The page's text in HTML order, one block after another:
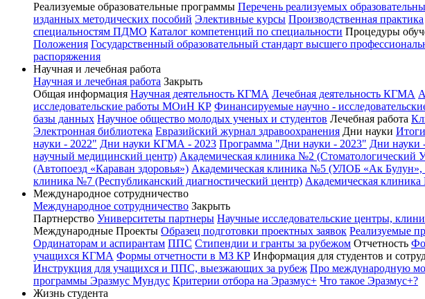
Реализуемые образовательные программы Перечень реализуемых
изданных методических пособий Элективные курсы Производственная практика
специальностям ПДМО Каталог компетенций по специальности Процедуры
Положения Государственный образовательный стандарт высшего
распоряжения
Научная и лечебная работа
Научная и лечебная работа Закрыть
Общая информация Научная деятельность КГМА Лечебная деятельность КГМА
исследовательские работы МОиН КР Финансируемые научно -
базы данных Научное общество молодых ученых и студентов Лечебная работа
Электронная библиотека Евразийский журнал здравоохранения Дни науки
науки - 2022" Дни науки КГМА - 2023 Программа "Дни науки - 2023" Дни науки
научный медицинский центр) Академическая клиника №2
(Автопоезд «Караван здоровья») Академическая клиника №5 (УЛОБ «Ак Булун»,
клиника №7 (Республиканский диагностический центр) Академическая
Международное сотрудничество
Международное сотрудничество Закрыть
Партнерство Университеты партнеры Научные исследовательские центры,
Международные Проекты Образец подготовки проектных заявок Реализуемые
Ординаторам и аспирантам ППС Стипендии и гранты за рубежом Отчетность
учащихся КГМА Формы отчетности в МЗ КР Информация для студентов и
Инструкция для учащихся и ППС, выезжающих за рубеж Про международную
программы Эразмус Мундус Критерии отбора на Эразмус+ Что такое Эразмус+?
Жизнь студента